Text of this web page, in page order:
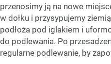
przenosimy ją na nowe
w dołku i przysypujemy
podłoża pod iglakiem i
do podlewania. Po
regularne podlewanie, by